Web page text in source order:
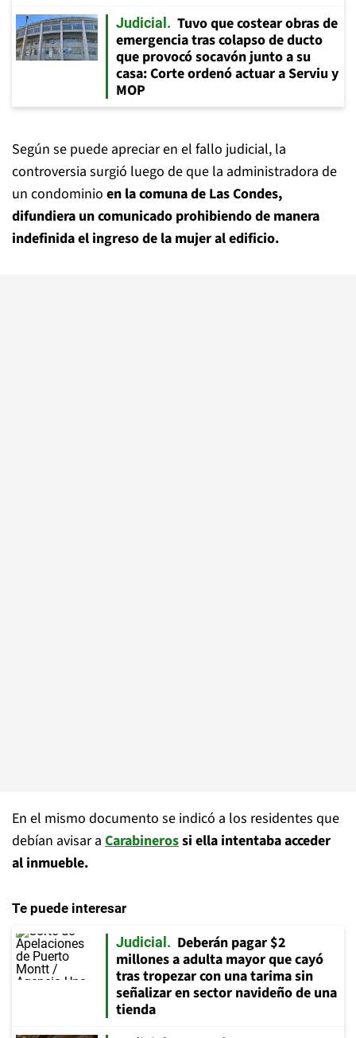
Judicial
Tuvo que costear obras de
emergencia tras colapso de ducto
que provocó socavón junto a su
casa: Corte ordenó actuar a Serviu y
MOP
Según se puede apreciar en el fallo judicial, la
controversia surgió luego de que la administradora de
un condominio en la comuna de Las Condes,
difundiera un comunicado prohibiendo de manera
indefinida el ingreso de la mujer al edificio.
En el mismo documento se indicó a los residentes que
debían avisar a Carabinerossi ella intentaba acceder
al inmueble.
Te puede interesar
Judicial
Deberán pagar $2
millones a adulta mayor que cayó
tras tropezar con una tarima sin
señalizar en sector navideño de una
tienda